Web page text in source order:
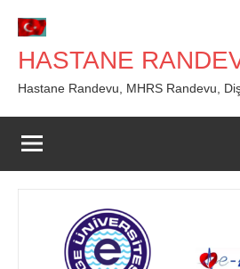
geç
HASTANE
Hastane Randevu, MHRS Randevu,